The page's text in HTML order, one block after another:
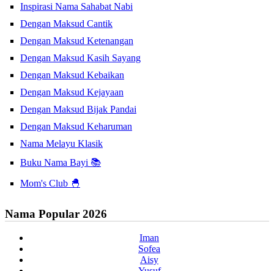
Inspirasi Nama Sahabat Nabi
Dengan Maksud Cantik
Dengan Maksud Ketenangan
Dengan Maksud Kasih Sayang
Dengan Maksud Kebaikan
Dengan Maksud Kejayaan
Dengan Maksud Bijak Pandai
Dengan Maksud Keharuman
Nama Melayu Klasik
Buku Nama Bayi 📚
Mom's Club 🐣
Nama Popular 2026
Iman
Sofea
Aisy